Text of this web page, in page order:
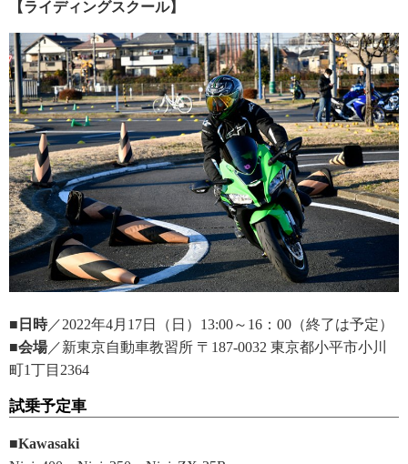
【ライディングスクール】
■日時／2022年4月17日（日）13:00～16：00（終了は予定）
■会場／新東京自動車教習所 〒187-0032 東京都小平市小川
町1丁目2364
試乗予定車
■Kawasaki